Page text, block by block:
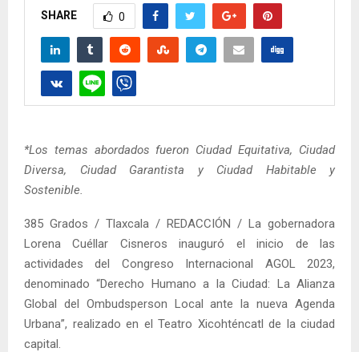
SHARE 0
*Los temas abordados fueron Ciudad Equitativa, Ciudad
Diversa, Ciudad Garantista y Ciudad Habitable y
Sostenible.
385 Grados / Tlaxcala / REDACCIÓN / La gobernadora
Lorena Cuéllar Cisneros inauguró el inicio de las
actividades del Congreso Internacional AGOL 2023,
denominado “Derecho Humano a la Ciudad: La Alianza
Global del Ombudsperson Local ante la nueva Agenda
Urbana”, realizado en el Teatro Xicohténcatl de la ciudad
capital.